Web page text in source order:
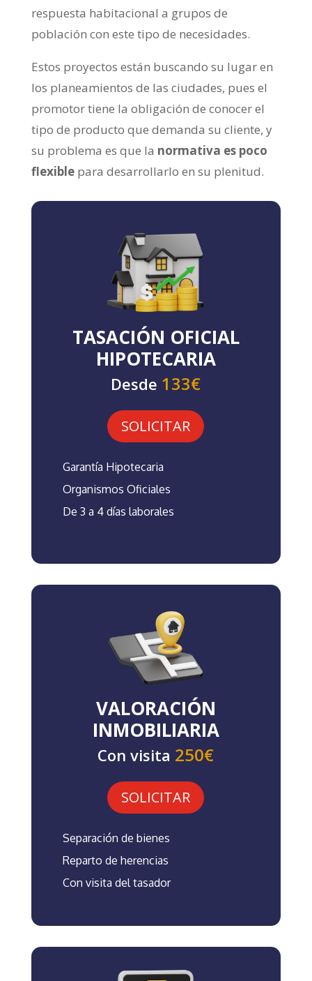
respuesta habitacional a grupos de
población con este tipo de necesidades.
Estos proyectos están buscando su lugar en
los planeamientos de las ciudades, pues el
promotor tiene la obligación de conocer el
tipo de producto que demanda su cliente, y
su problema es que la normativa es poco
flexiblepara desarrollarlo en su plenitud.
TASACIÓN OFICIAL
HIPOTECARIA
Desde 133€
SOLICITAR
Garantía Hipotecaria
Organismos Oficiales
De 3 a 4 días laborales
VALORACIÓN
INMOBILIARIA
Con visita 250€
SOLICITAR
Separación de bienes
Reparto de herencias
Con visita del tasador